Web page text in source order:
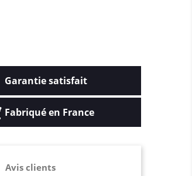
Garantie satisfait
Fabriqué en France
Avis clients